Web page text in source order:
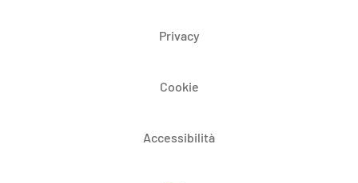
Privacy
Cookie
Accessibilità